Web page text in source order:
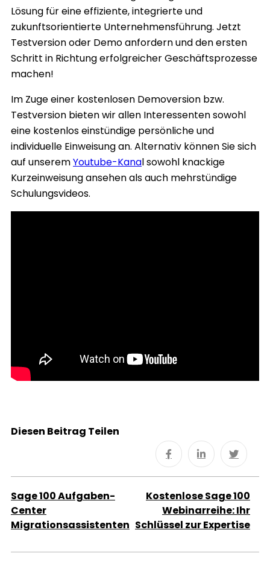
Lösung für eine effiziente, integrierte und
zukunftsorientierte Unternehmensführung. Jetzt
Testversion oder Demo anfordern und den ersten
Schritt in Richtung erfolgreicher Geschäftsprozesse
machen!
Im Zuge einer kostenlosen Demoversion bzw.
Testversion bieten wir allen Interessenten sowohl
eine kostenlos einstündige persönliche und
individuelle Einweisung an. Alternativ können Sie sich
auf unseremYoutube-Kanal sowohl knackige
Kurzeinweisung ansehen als auch mehrstündige
Schulungsvideos.
Diesen Beitrag Teilen
Sage 100 Aufgaben-
Center
Migrationsassistenten
Kostenlose Sage 100
Webinarreihe: Ihr
Schlüssel zur Expertise